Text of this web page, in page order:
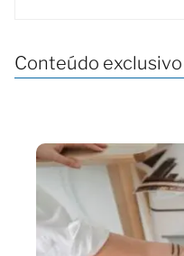
Conteúdo exclusivo